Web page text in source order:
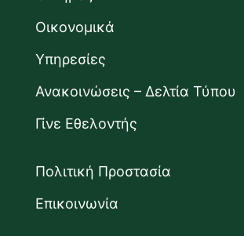
Οικονομικά
Υπηρεσίες
Ανακοινώσεις – Δελτία Τύπου
Γίνε Εθελοντής
Πολιτική Προστασία
Επικοινωνία